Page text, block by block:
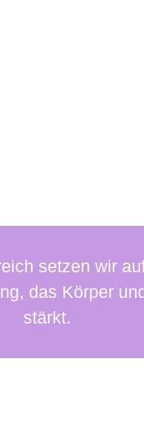
setzen wir
das Körper
stärkt.